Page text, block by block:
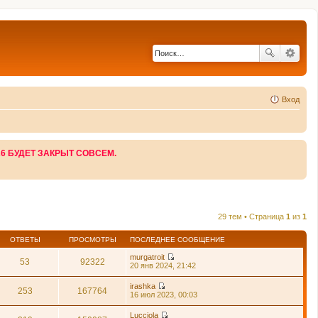
Вход
БУДЕТ ЗАКРЫТ СОВСЕМ.
29 тем • Страница 1 из 1
ОТВЕТЫ ПРОСМОТРЫ ПОСЛЕДНЕЕ СООБЩЕНИЕ
53 92322
murgatroit
П
й
т
20 янв 2024, 21:42
253 167764
irashka
П
р
16 июл 2023, 00:03
Lucciola